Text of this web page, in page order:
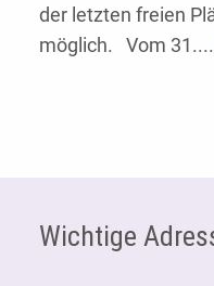
der letzten freien
möglich. Vom 31....
Wichtige